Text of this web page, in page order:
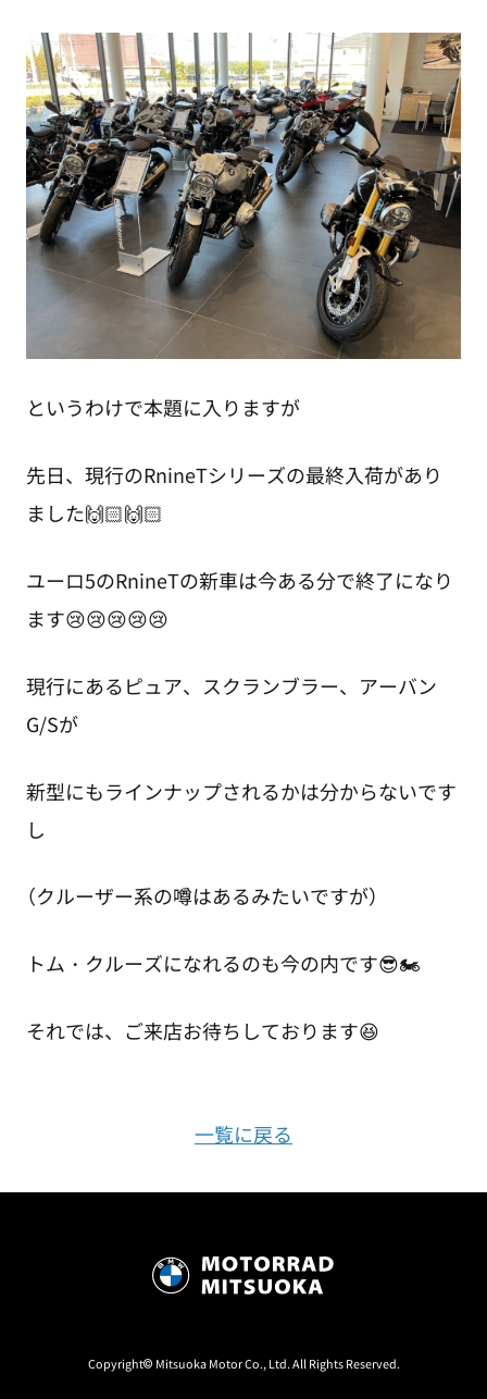
というわけで本題に入りますが
先日、現行のRnineTシリーズの最終入荷があり
ました🙌🏻🙌🏻
ユーロ5のRnineTの新車は今ある分で終了になり
ます😢😢😢😢😢
現行にあるピュア、スクランブラー、アーバン
G/Sが
新型にもラインナップされるかは分からないです
し
（クルーザー系の噂はあるみたいですが）
トム・クルーズになれるのも今の内です😎🏍
それでは、ご来店お待ちしております😆
一覧に戻る
Copyright© Mitsuoka Motor Co., Ltd. All Rights Reserved.